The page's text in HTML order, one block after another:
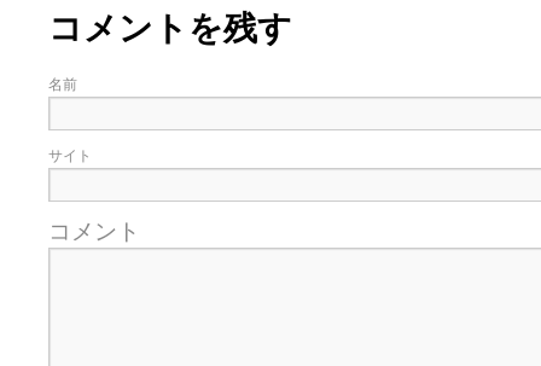
コメントを残す
名前
サイト
コメント